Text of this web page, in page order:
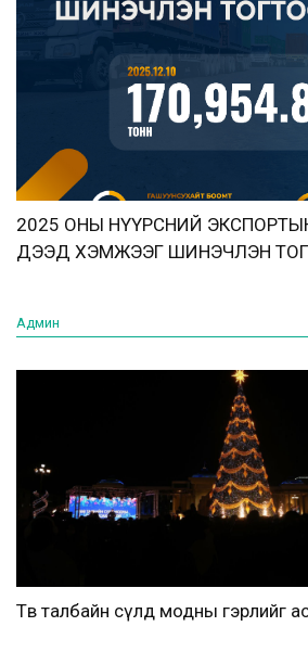
2025 ОНЫ НҮҮРСНИЙ
ДЭЭД ХЭМЖЭЭГ ШИНЭЧЛЭН
Админ
Төв талбайн сүлд модны гэрлийг